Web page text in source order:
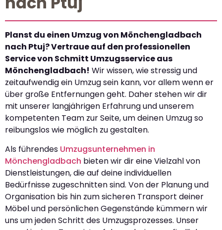
Planst du einen Umzug von Mönchengladbach
nach Ptuj? Vertraue auf den professionellen
Service von Schmitt Umzugsservice aus
Mönchengladbach! Wir wissen, wie stressig und
zeitaufwendig ein Umzug sein kann, vor allem wenn er
über große Entfernungen geht. Daher stehen wir dir
mit unserer langjährigen Erfahrung und unserem
kompetenten Team zur Seite, um deinen Umzug so
reibungslos wie möglich zu gestalten.
Als führendes Umzugsunternehmen in
Mönchengladbach bieten wir dir eine Vielzahl von
Dienstleistungen, die auf deine individuellen
Bedürfnisse zugeschnitten sind. Von der Planung und
Organisation bis hin zum sicheren Transport deiner
Möbel und persönlichen Gegenstände kümmern wir
uns um jeden Schritt des Umzugsprozesses. Unser